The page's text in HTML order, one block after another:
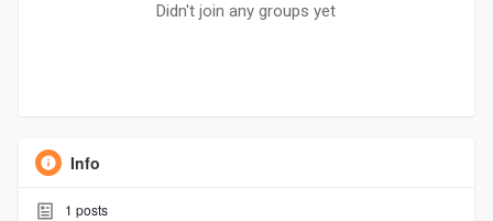
Didn't join any groups yet
Info
1 posts